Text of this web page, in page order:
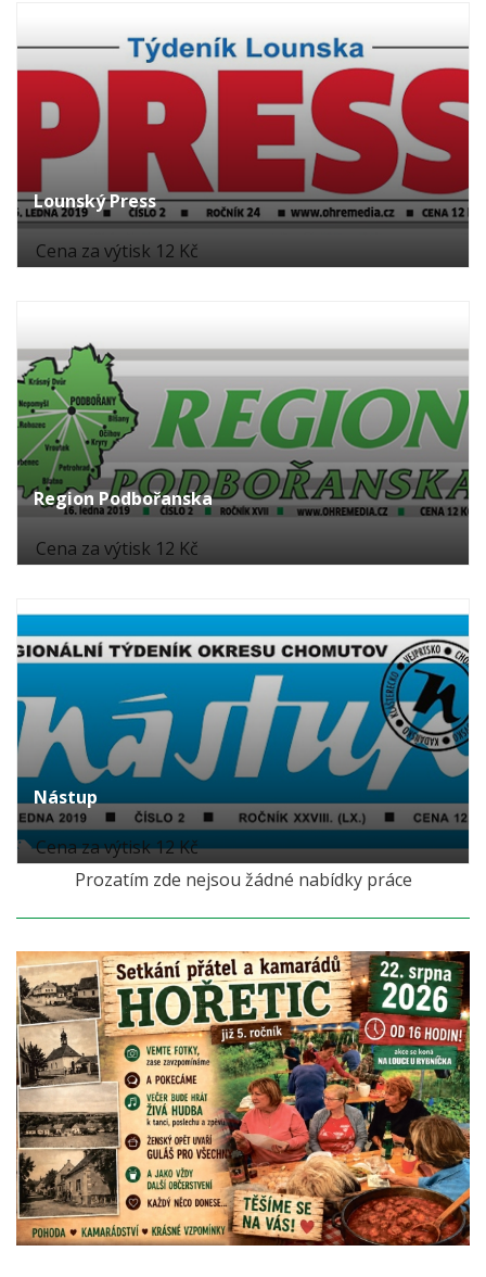
Lounský Press
Cena za výtisk 12 Kč
Region Podbořanska
Cena za výtisk 12 Kč
Nástup
Cena za výtisk 12 Kč
Prozatím zde nejsou žádné nabídky práce